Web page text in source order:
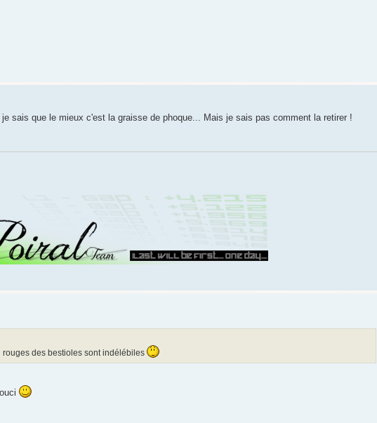
sais que le mieux c'est la graisse de phoque... Mais je sais pas comment la retirer !
des bestioles sont indélébiles